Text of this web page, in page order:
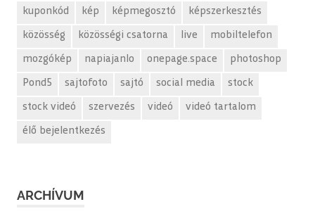
kuponkód kép képmegosztó képszerkesztés
közösség közösségi csatorna live mobiltelefon
mozgókép napiajanlo onepage.space photoshop
Pond5 sajtofoto sajtó social media stock
stock videó szervezés videó videó tartalom
élő bejelentkezés
ARCHÍVUM